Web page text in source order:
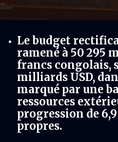
Le budget
ramené à 50 295
francs congolais,
milliards USD,
marqué par une
ressources
progression de
propres.